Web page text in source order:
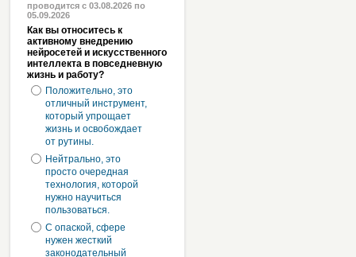
проводится с 03.08.2026 по
05.09.2026
Как вы относитесь к
активному внедрению
нейросетей и искусственного
интеллекта в повседневную
жизнь и работу?
Положительно, это
отличный инструмент,
который упрощает
жизнь и освобождает
от рутины.
Нейтрально, это
просто очередная
технология, которой
нужно научиться
пользоваться.
С опаской, сфере
нужен жесткий
законодательный